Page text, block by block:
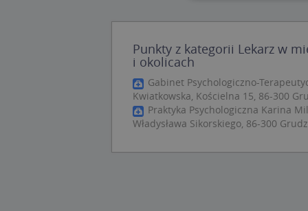
Punkty z kategorii Lekarz w
i okolicach
Gabinet Psychologiczno-
Kwiatkowska, Kościelna 15, 86-300
Praktyka Psychologiczna Karina
Władysława Sikorskiego, 86-300
Niezbędne pliki
zarządzanie
Nazwa
APPSESSID